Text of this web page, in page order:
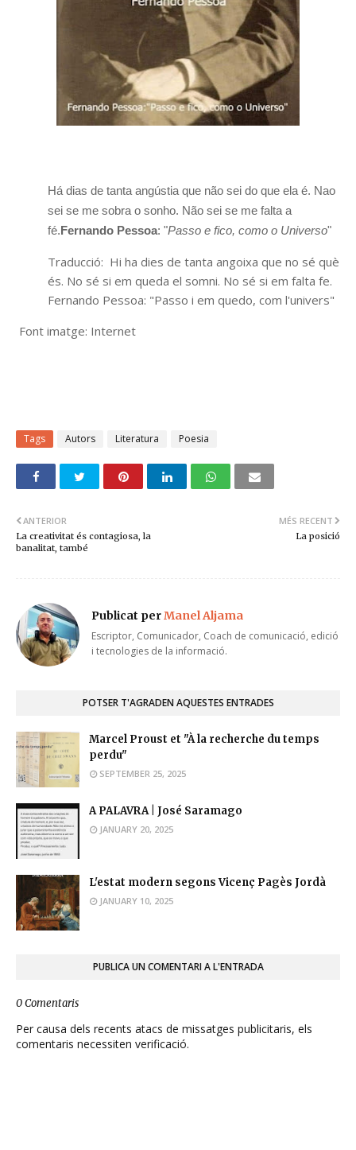
Há dias de tanta angústia que não sei do que ela é. Nao
sei se me sobra o sonho. Não sei se me falta a
fé.Fernando Pessoa: "Passo e fico, como o Universo"
Traducció: Hi ha dies de tanta angoixa que no sé què
és. No sé si em queda el somni. No sé si em falta fe.
Fernando Pessoa: "Passo i em quedo, com l'univers"
Font imatge: Internet
Tags Autors Literatura Poesia
MÉS RECENT
La posició
ANTERIOR
La creativitat és contagiosa, la
banalitat, també
Publicat perManel Aljama
Escriptor, Comunicador, Coach de comunicació, edició
i tecnologies de la informació.
POTSER T'AGRADEN AQUESTES ENTRADES
Marcel Proust et "À la recherche du temps
perdu"
SEPTEMBER 25, 2025
A PALAVRA | José Saramago
JANUARY 20, 2025
L'estat modern segons Vicenç Pagès Jordà
JANUARY 10, 2025
PUBLICA UN COMENTARI A L'ENTRADA
0 Comentaris
Per causa dels recents atacs de missatges publicitaris, els
comentaris necessiten verificació.